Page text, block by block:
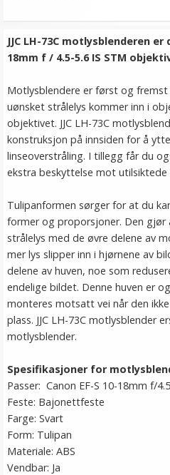
JJC LH-73C motlysblenderen er
18mm f / 4.5-5.6 IS STM
Motlysblendere er først og
uønsket strålelys kommer inn i
objektivet. JJC LH-73C
konstruksjon på innsiden for å
linseoverstråling. I tillegg får du
ekstra beskyttelse mot
Tulipanformen sørger for at du
former og proporsjoner. Den gjør
strålelys med de øvre delene av
mer lys slipper inn i hjørnene av
delene av huven, noe som
endelige bildet. Denne huven er
monteres motsatt vei når den
plass. JJC LH-73C motlysblender
motlysblender.
Spesifikasjoner for
Passer: Canon EF-S 10-18mm f/
Feste: Bajonettfeste
Farge: Svart
Form: Tulipan
Materiale: ABS
Vendbar: Ja